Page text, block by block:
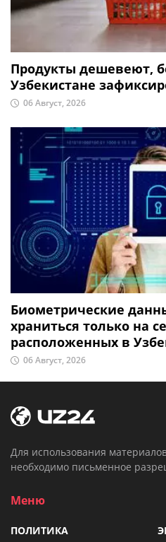
Продукты дешевеют,
Узбекистане
06 Август, 2026
Биометрические
храниться только на
расположенных в
06 Август, 2026
Для использования
необходимо письменное
Меню
ПОЛИТИКА